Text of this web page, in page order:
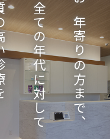
矯正について、
。
噛むことの重要さに
新しました。お年寄りの方まで、
全ての年代に対して
を